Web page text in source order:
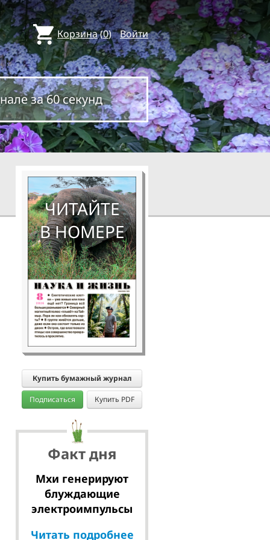
Корзина(0) Войти
за 60 секунд
ЧИТАЙТЕ
В НОМЕРЕ
Купить бумажный журнал
Подписаться Купить PDF
Факт дня
Мхи генерируют
блуждающие
электроимпульсы
Читать подробнее